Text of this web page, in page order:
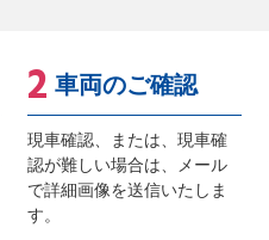
車両のご確認
現車確認、または、現車確
認が難しい場合は、メール
で詳細画像を送信いたしま
す。